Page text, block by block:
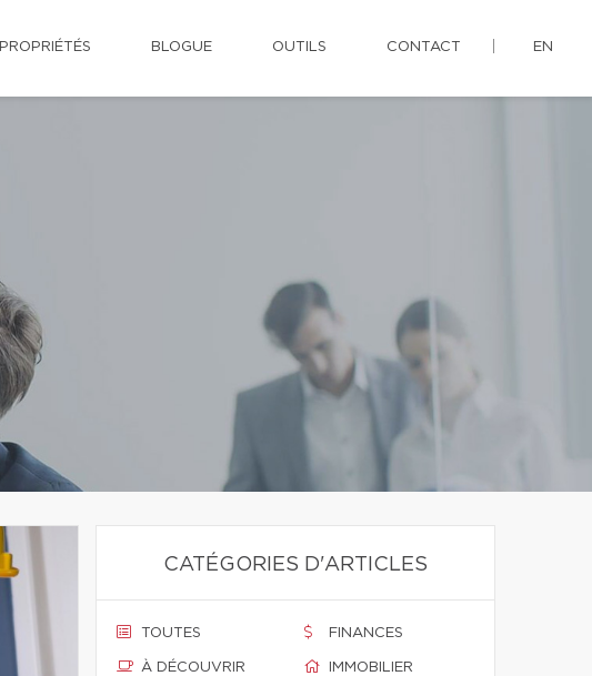
PROPRIÉTÉS BLOGUE OUTILS CONTACT EN
CATÉGORIES D'ARTICLES
TOUTES
À DÉCOUVRIR
FINANCES
IMMOBILIER